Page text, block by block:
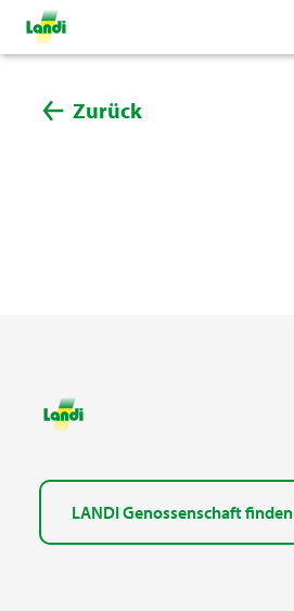
Zurück
LANDI Genossenschaft finden